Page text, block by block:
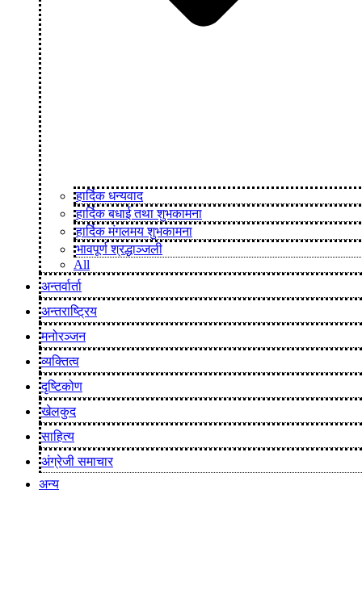
हार्दिक धन्यवाद
हार्दिक बधाई तथा शुभकामना
हार्दिक मंगलमय शुभकामना
भावपूर्ण श्रद्धाञ्जली
All
अन्तर्वार्ता
अन्तराष्ट्रिय
मनोरञ्जन
व्यक्तित्व
दृष्टिकोण
खेलकुद
साहित्य
अंग्रेजी समाचार
अन्य